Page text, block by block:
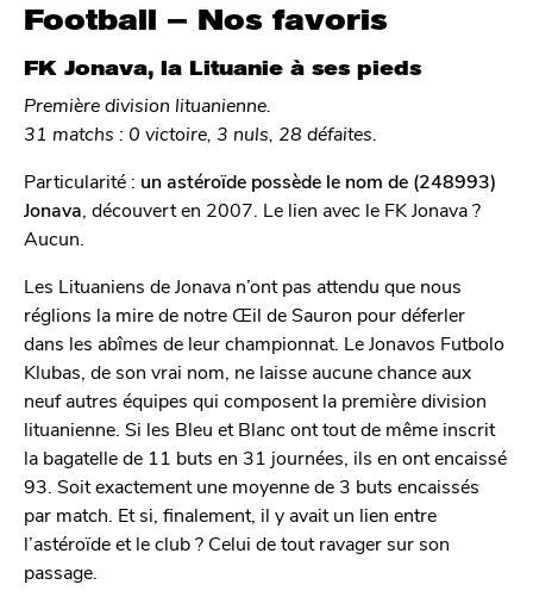
Football – Nos favoris
FK Jonava, la Lituanie à ses pieds
Première division lituanienne.
31 matchs : 0 victoire, 3 nuls, 28 défaites.
Particularité : un astéroïde possède le nom de (248993)
Jonava , découvert en 2007. Le lien avec le FK Jonava ?
Aucun.
Les Lituaniens de Jonava n’ont pas attendu que nous
réglions la mire de notre Œil de Sauron pour déferler
dans les abîmes de leur championnat. Le Jonavos Futbolo
Klubas, de son vrai nom, ne laisse aucune chance aux
neuf autres équipes qui composent la première division
lituanienne. Si les Bleu et Blanc ont tout de même inscrit
la bagatelle de 11 buts en 31 journées, ils en ont encaissé
93. Soit exactement une moyenne de 3 buts encaissés
par match. Et si, finalement, il y avait un lien entre
l’astéroïde et le club ? Celui de tout ravager sur son
passage.